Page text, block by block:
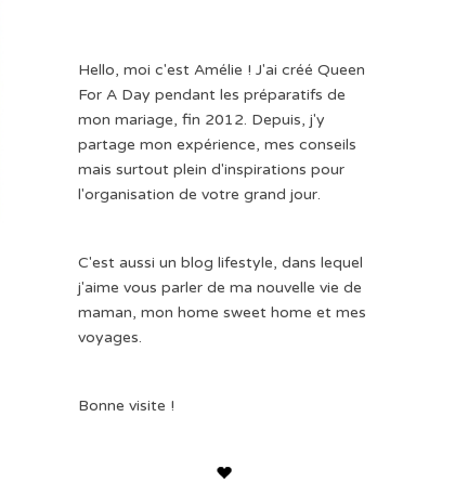
Hello, moi c'est Amélie ! J'ai créé Queen
For A Day pendant les préparatifs de
mon mariage, fin 2012. Depuis, j'y
partage mon expérience, mes conseils
mais surtout plein d'inspirations pour
l'organisation de votre grand jour.
C'est aussi un blog lifestyle, dans lequel
j'aime vous parler de ma nouvelle vie de
maman, mon home sweet home et mes
voyages.
Bonne visite !